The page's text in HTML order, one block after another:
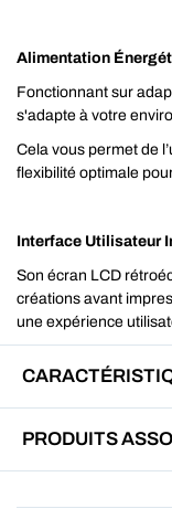
Alimentation
Fonctionnant sur
s'adapte à votre
Cela vous permet de
flexibilité optimale
Interface Utilisateur
Son écran LCD
créations avant
une expérience
PRODUITS